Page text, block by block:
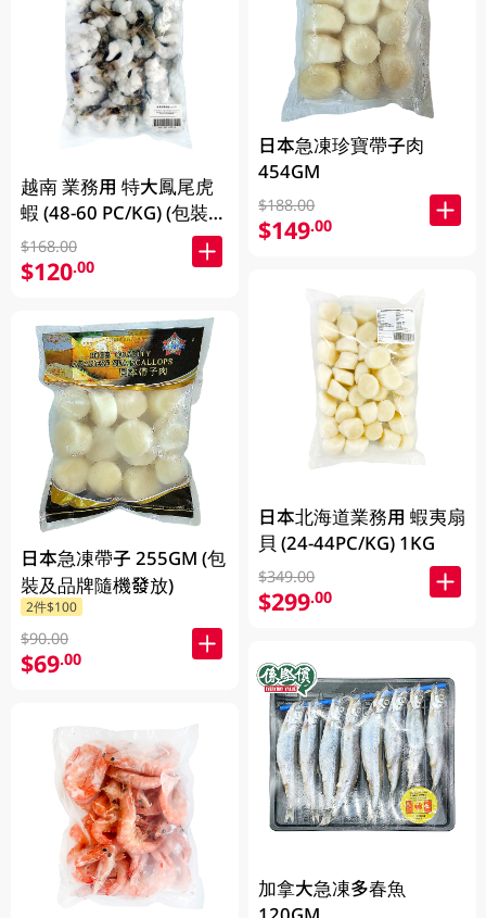
越南 業務用 特大鳳尾虎
蝦 (48-60 PC/KG) (包裝及
品牌隨機發放)
$168.00
$120.00
日本急凍帶子 255GM (包
裝及品牌隨機發放)
2件$100
$90.00
$69.00
日本急凍珍寶帶子肉
454GM
$188.00
$149.00
日本北海道業務用 蝦夷扇
貝 (24-44PC/KG) 1KG
$349.00
$299.00
加拿大急凍多春魚